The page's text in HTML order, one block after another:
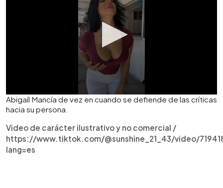
Abigaíl Mancía de vez en cuando se defiende de las críticas
hacia su persona.
Video de carácter ilustrativo y no comercial /
https://www.tiktok.com/@sunshine_21_43/video/
lang=es